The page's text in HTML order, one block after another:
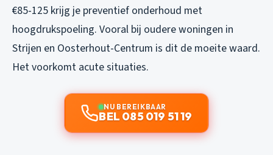
€85-125 krijg je preventief onderhoud met
hoogdrukspoeling. Vooral bij oudere woningen in
Strijen en Oosterhout-Centrum is dit de moeite waard.
Het voorkomt acute situaties.
NU BEREIKBAAR
BEL 085 019 51 19